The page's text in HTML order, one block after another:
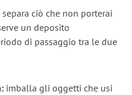
separa ciò che non porterai
un deposito
di passaggio tra le due
imballa gli oggetti che usi